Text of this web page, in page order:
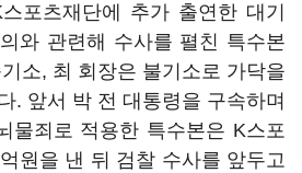
포츠재단에 추가 출연한 대기
와 관련해 수사를 펼친 특수본
소, 최 회장은 불기소로 가닥을
. 앞서 박 전 대통령을 구속하며
물죄로 적용한 특수본은 K스포
원을 낸 뒤 검찰 수사를 앞두고